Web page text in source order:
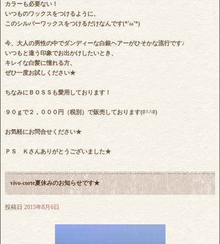
カラーも必要ない！
いつものワックスをつけるように、
このシルバーワックスをつけるだけなんです(*'ω'*)
今、大人の男性の中でダンディーな白銀ヘアーがひそかな流行です♪
いつもと違う印象でお出かけしたいとき、
キレイな白髪に憧れる方、
ぜひ一度お試しください★
ちなみにＢＯＳＳも愛用しております！
９０ｇで２，０００円（税別）で販売しております(#^^#)
お気軽にお問合せください★
ＰＳ Ｋさんありがとうございました★
vivo-corte夏休みのお知らせです★
投稿日 2015年8月6日